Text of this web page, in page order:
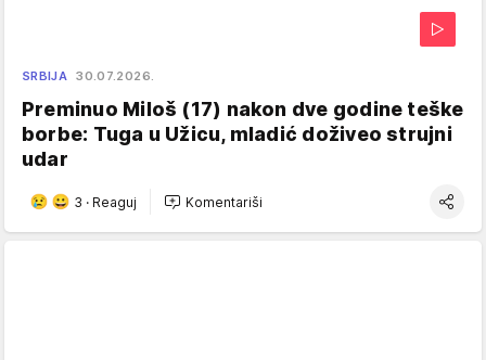
SRBIJA 30.07.2026.
Preminuo Miloš (17) nakon dve godine teške
borbe: Tuga u Užicu, mladić doživeo strujni
udar
3 · Reaguj Komentariši